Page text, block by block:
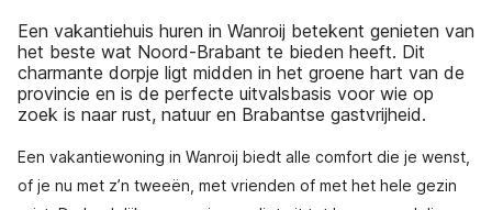
Een vakantiehuis huren in Wanroij betekent genieten van
het beste wat Noord-Brabant te bieden heeft. Dit
charmante dorpje ligt midden in het groene hart van de
provincie en is de perfecte uitvalsbasis voor wie op
zoek is naar rust, natuur en Brabantse gastvrijheid.
Een vakantiewoning in Wanroij biedt alle comfort die je wenst,
of je nu met z’n tweeën, met vrienden of met het hele gezin